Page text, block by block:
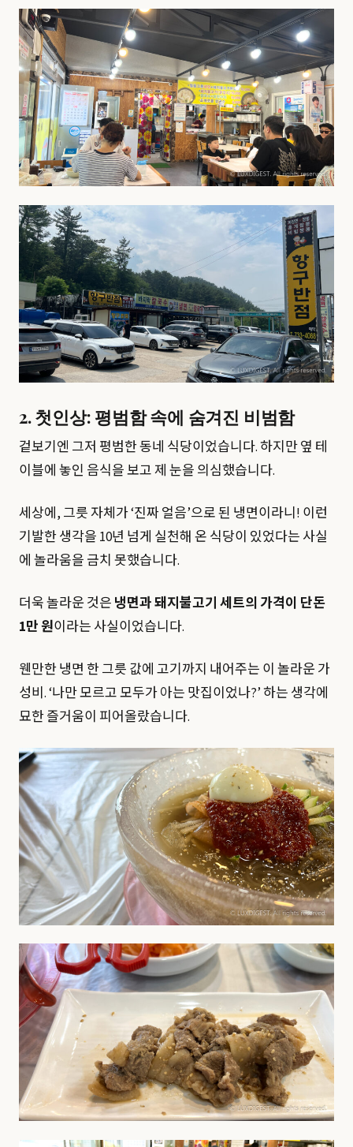
2. 첫인상: 평범함 속에 숨겨진 비범함
겉보기엔 그저 평범한 동네 식당이었습니다. 하지만 옆 테
이블에 놓인 음식을 보고 제 눈을 의심했습니다.
세상에, 그릇 자체가 ‘진짜 얼음’으로 된 냉면이라니! 이런
기발한 생각을 10년 넘게 실천해 온 식당이 있었다는 사실
에 놀라움을 금치 못했습니다.
더욱 놀라운 것은 냉면과 돼지불고기 세트의 가격이 단돈
1만 원이라는 사실이었습니다.
웬만한 냉면 한 그릇 값에 고기까지 내어주는 이 놀라운 가
성비. ‘나만 모르고 모두가 아는 맛집이었나?’ 하는 생각에
묘한 즐거움이 피어올랐습니다.